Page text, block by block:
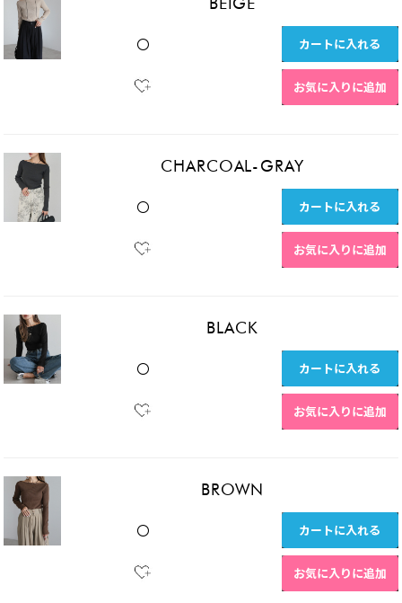
〇 カートに入れる
お気に入りに追加
CHARCOAL-GRAY
〇 カートに入れる
お気に入りに追加
BLACK
〇 カートに入れる
お気に入りに追加
BROWN
〇 カートに入れる
お気に入りに追加